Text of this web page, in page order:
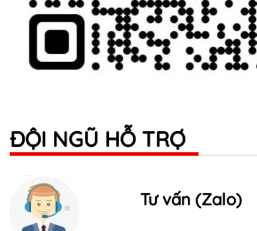
ĐỘI NGŨ HỖ TRỢ
Tư vấn (Zalo)